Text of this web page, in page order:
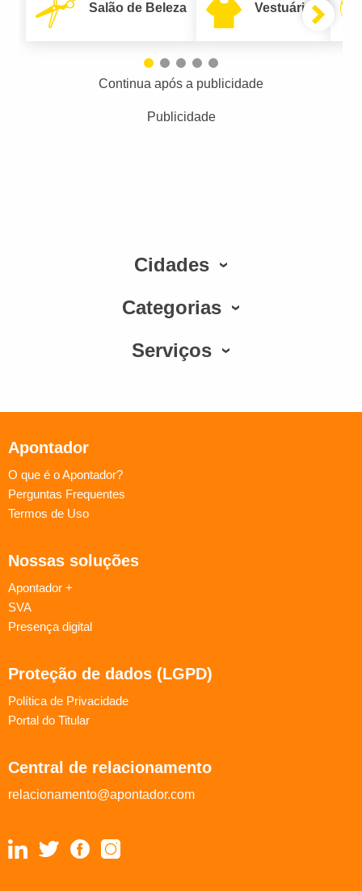
Salão de Beleza Vestuário
Continua após a publicidade
Publicidade
Cidades
Categorias
Serviços
Apontador
O que é o Apontador?
Perguntas Frequentes
Termos de Uso
Nossas soluções
Apontador +
SVA
Presença digital
Proteção de dados (LGPD)
Política de Privacidade
Portal do Titular
Central de relacionamento
relacionamento@apontador.com